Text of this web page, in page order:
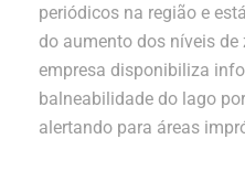
periódicos na região e
do aumento dos níveis de
empresa disponibiliza
balneabilidade do lago
alertando para áreas